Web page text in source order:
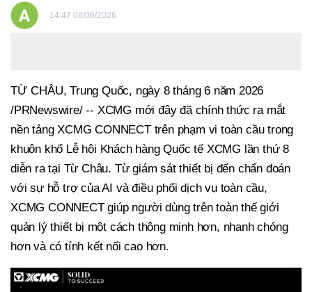
14:47 08/06/2026
TỪ CHÂU, Trung Quốc, ngày 8 tháng 6 năm 2026
/PRNewswire/ -- XCMG mới đây đã chính thức ra mắt
nền tảng XCMG CONNECT trên phạm vi toàn cầu trong
khuôn khổ Lễ hội Khách hàng Quốc tế XCMG lần thứ 8
diễn ra tại Từ Châu. Từ giám sát thiết bị đến chẩn đoán
với sự hỗ trợ của AI và điều phối dịch vụ toàn cầu,
XCMG CONNECT giúp người dùng trên toàn thế giới
quản lý thiết bị một cách thông minh hơn, nhanh chóng
hơn và có tính kết nối cao hơn.